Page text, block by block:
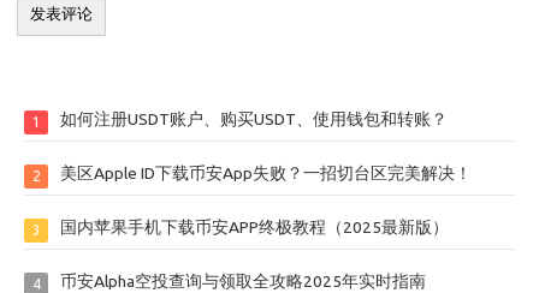
1 如何注册USDT账户、购买USDT、使用钱包和转账？
2 美区Apple ID下载币安App失败？一招切台区完美解决！
3 国内苹果手机下载币安APP终极教程（2025最新版）
4 币安Alpha空投查询与领取全攻略2025年实时指南